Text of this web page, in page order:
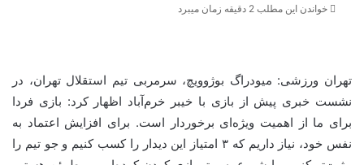
خواندن این مطلب 2 دقیقه زمان میبرد
تهران ورزشی: میودراگ بوژوویچ، سرمربی تیم استقلال تهران، در
نشست خبری پیش از بازی با خیبر خرم‌آباد اظهار کرد: بازی فردا
برای ما از اهمیت ویژه‌ای برخوردار است. برای افزایش اعتماد به
نفس خود، نیاز داریم که ۳ امتیاز این دیدار را کسب کنیم و جو تیم را